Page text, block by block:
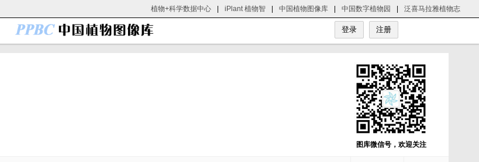
植物+科学数据中心 iPlant 植物智 中国植物图像库 中国数字植物园 泛喜马拉雅植物志
图库微信号，欢迎关注